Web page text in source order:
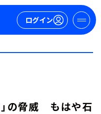
ログイン
の脅威 もはや石